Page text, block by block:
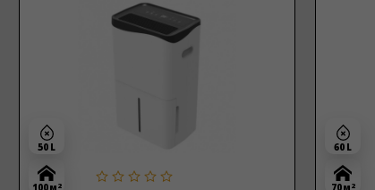
50 L
2
60 L
2